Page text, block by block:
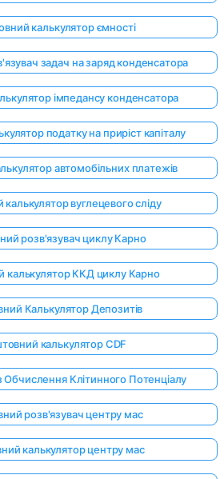
калькулятор ємності
задач на заряд конденсатора
імпедансу конденсатора
податку на приріст капіталу
автомобільних платежів
вуглецевого сліду
розв'язувач циклу Карно
калькулятор ККД циклу Карно
Калькулятор Депозитів
калькулятор CDF
Обчислення Клітинного Потенціалу
розв'язувач центру мас
калькулятор центру мас